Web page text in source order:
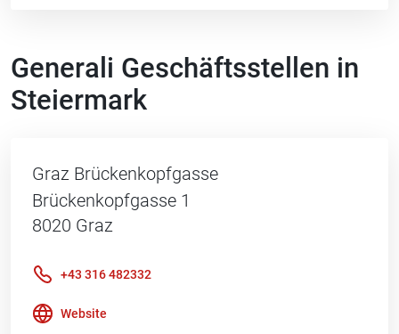
Generali Geschäftsstellen in
Steiermark
Graz Brückenkopfgasse
Brückenkopfgasse 1
8020 Graz
+43 316 482332
Website